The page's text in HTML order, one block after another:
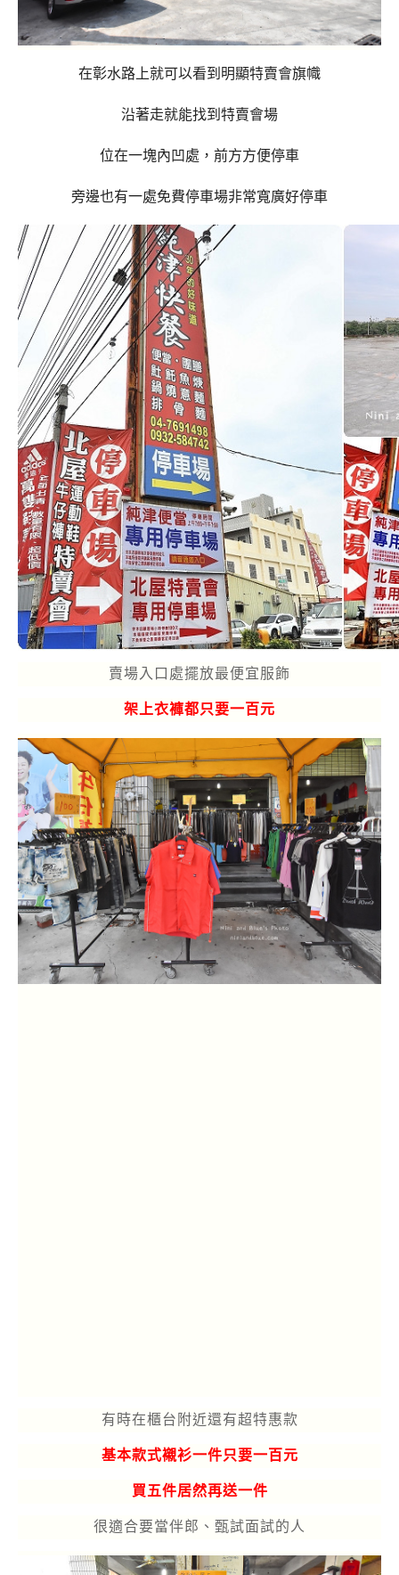
在彰水路上就可以看到明顯特賣會旗幟
沿著走就能找到特賣會場
位在一塊內凹處，前方方便停車
旁邊也有一處免費停車場非常寬廣好停車
賣場入口處擺放最便宜服飾
架上衣褲都只要一百元
有時在櫃台附近還有超特惠款
基本款式襯衫一件只要一百元
買五件居然再送一件
很適合要當伴郎、甄試面試的人